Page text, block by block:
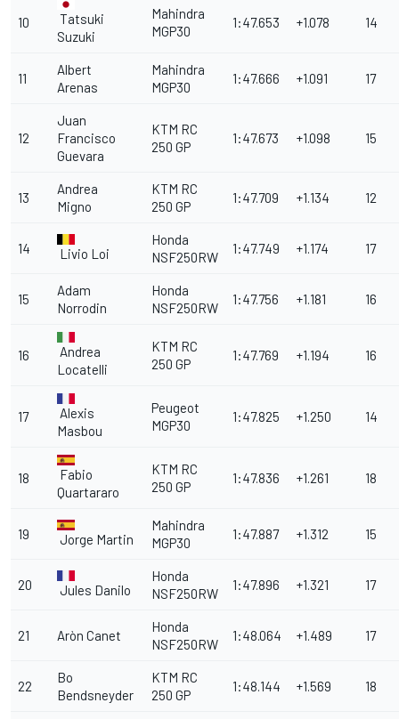
10
Tatsuki
Suzuki
Mahindra
MGP30
1:47.653 +1.078 14
11
Albert
Arenas
Mahindra
MGP30
1:47.666 +1.091 17
12
Juan
Francisco
Guevara
KTM RC
250 GP
1:47.673 +1.098 15
13
Andrea
Migno
KTM RC
250 GP
1:47.709 +1.134 12
14 Livio Loi
Honda
NSF250RW
1:47.749 +1.174 17
15
Adam
Norrodin
Honda
NSF250RW
1:47.756 +1.181 16
16
Andrea
Locatelli
KTM RC
250 GP
1:47.769 +1.194 16
17
Alexis
Masbou
Peugeot
MGP30
1:47.825 +1.250 14
18
Fabio
Quartararo
KTM RC
250 GP
1:47.836 +1.261 18
19 Jorge Martin
Mahindra
MGP30
1:47.887 +1.312 15
20 Jules Danilo
Honda
NSF250RW
1:47.896 +1.321 17
21 Aròn Canet
Honda
NSF250RW
1:48.064 +1.489 17
22
Bo
Bendsneyder
KTM RC
250 GP
1:48.144 +1.569 18